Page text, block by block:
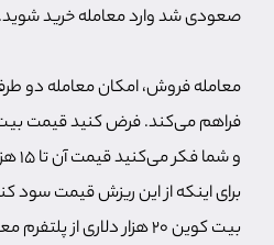
صعودی شد وارد معامله خرید شوید.
معامله فروش، امکان معامله دو
و
برای اینکه از این ریزش قیمت سود
بیت کوین 20 هزار دلاری از